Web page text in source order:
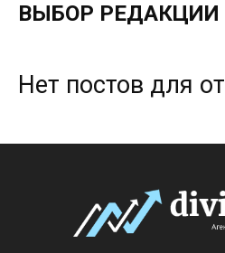
ВЫБОР РЕДАКЦИИ
Нет постов для